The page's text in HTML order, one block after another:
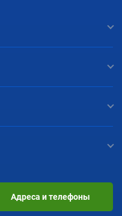
Адреса и телефоны